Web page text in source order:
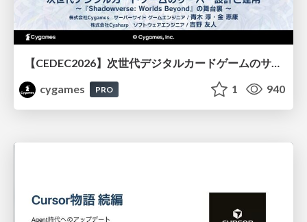
cygames
PRO 1 940